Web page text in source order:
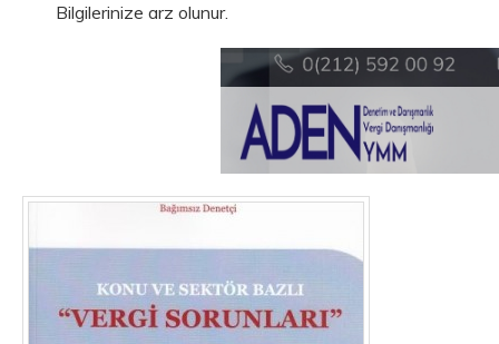
Bilgilerinize arz olunur.